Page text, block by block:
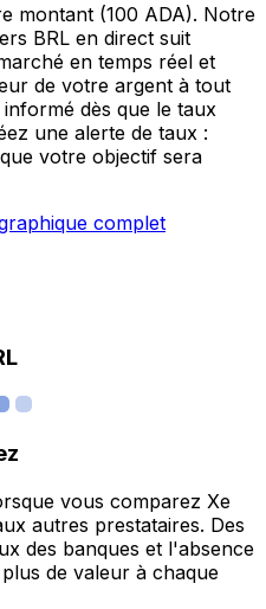
montant (100 ADA). Notre
BRL en direct suit
en temps réel et
de votre argent à tout
dès que le taux
une alerte de taux :
votre objectif sera
complet
vous comparez Xe
autres prestataires. Des
des banques et l'absence
de valeur à chaque